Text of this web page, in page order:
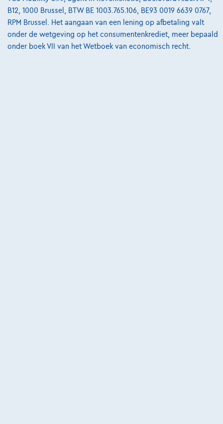
€39.450 1 BTW aftrekbaar
Vanaf€757,00/maandmet een laatste
B12, 1000 Brussel, BTW BE 1003.765.106, BE93 0019 6639 0767,
RPM Brussel. Het aangaan van een lening op afbetaling valt
onder de wetgeving op het consumentenkrediet, meer bepaald
onder boek VII van het Wetboek van economisch recht.